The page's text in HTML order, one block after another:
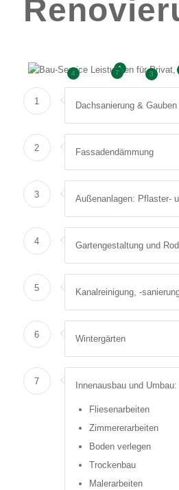
1
3
4 7
1 Dachsanierung & Gauben
2 Fassadendämmung
3 Außenanlagen: Pflaster-
4 Gartengestaltung und
5 Kanalreinigung, -
6 Wintergärten
7 Innenausbau und Umbau:
Fliesenarbeiten
Zimmererarbeiten
Boden verlegen
Trockenbau
Malerarbeiten